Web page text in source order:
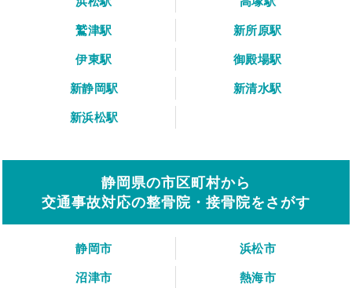
鷲津駅
新所原駅
伊東駅
御殿場駅
新静岡駅
新清水駅
新浜松駅
静岡県の市区町村から
交通事故対応の整骨院・接骨院をさがす
静岡市
浜松市
沼津市
熱海市